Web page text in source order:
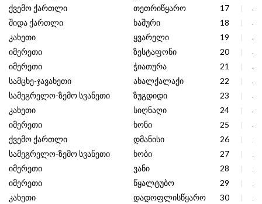
ქვემო ქართლი
თეთრიწყარო 17
შიდა ქართლი
ხაშური 18
კახეთი
ყვარელი 19
იმერეთი
ზესტაფონი 20
იმერეთი
ჭიათურა 21
სამცხე-ჯავახეთი
ახალქალაქი 22
სამეგრელო-ზემო სვანეთი
ზუგდიდი 23
კახეთი
სიღნაღი 24
იმერეთი
ხონი 25
ქვემო ქართლი
დმანისი 26
სამეგრელო-ზემო სვანეთი
ხობი 27
იმერეთი
ვანი 28
იმერეთი
წყალტუბო 29
კახეთი
დადოფლისწყარო 30